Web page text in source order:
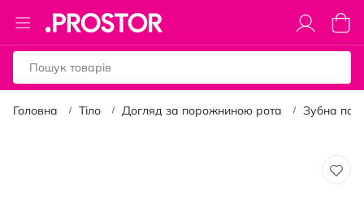
Toggle
Nav
Кошик
Головна Тіло Догляд за порожниною рота Зубна